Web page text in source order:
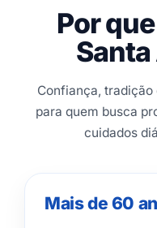
Por
Confiança,
para quem busca
cuidados
Mais de 60